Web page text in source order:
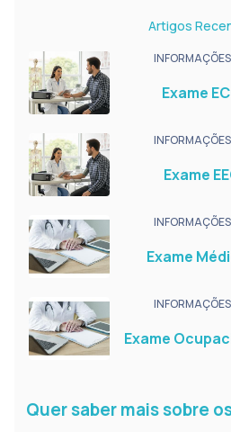
Artigos
Exame
Exame
Exame
Exame
Quer saber mais sobre